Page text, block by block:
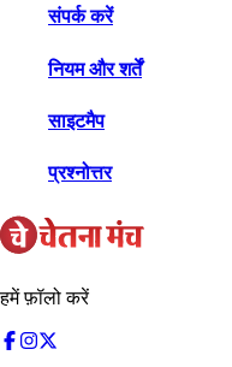
संपर्क करें
नियम और शर्तें
साइटमैप
प्रश्नोत्तर
हमें फ़ॉलो करें